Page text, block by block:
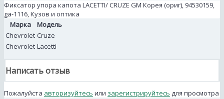
Фиксатор упора капота LACETTI/ CRUZE GM Корея (ориг), 94530159,
ga-1116, Кузов и оптика
Марка
Модель
Chevrolet Cruze
Chevrolet Lacetti
Написать отзыв
Пожалуйста авторизуйтесь или зарегистрируйтесь для просмотра